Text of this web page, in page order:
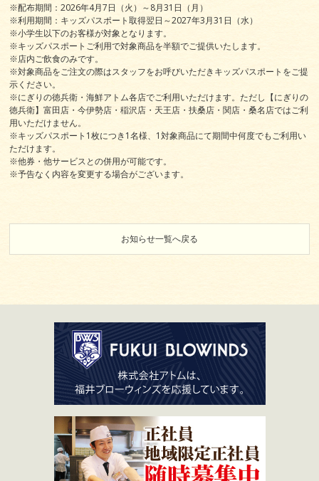
※配布期間：2026年4月7日（火）～8月31日（月）
※利用期間：キッズパスポート取得翌日～2027年3月31日（水）
※小学生以下のお客様が対象となります。
※キッズパスポートご利用で対象商品を半額でご提供いたします。
※店内ご飲食のみです。
※対象商品をご注文の際はスタッフをお呼びいただきキッズパスポートをご提
示ください。
※にぎりの徳兵衛・海鮮アトム各店でご利用いただけます。ただし【にぎりの
徳兵衛】富田店・今伊勢店・稲沢店・天王店・扶桑店・関店・桑名店ではご利
用いただけません。
※キッズパスポート1枚につき1名様、1対象商品にて期間中何度でもご利用い
ただけます。
※他券・他サービスとの併用が可能です。
※予告なく内容を変更する場合がございます。
お知らせ一覧へ戻る